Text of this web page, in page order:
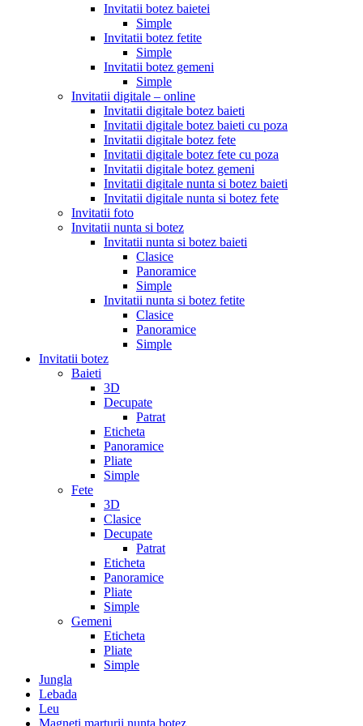
Invitatii botez baietei
Simple
Invitatii botez fetite
Simple
Invitatii botez gemeni
Simple
Invitatii digitale – online
Invitatii digitale botez baieti
Invitatii digitale botez baieti cu poza
Invitatii digitale botez fete
Invitatii digitale botez fete cu poza
Invitatii digitale botez gemeni
Invitatii digitale nunta si botez baieti
Invitatii digitale nunta si botez fete
Invitatii foto
Invitatii nunta si botez
Invitatii nunta si botez baieti
Clasice
Panoramice
Simple
Invitatii nunta si botez fetite
Clasice
Panoramice
Simple
Invitatii botez
Baieti
3D
Decupate
Patrat
Eticheta
Panoramice
Pliate
Simple
Fete
3D
Clasice
Decupate
Patrat
Eticheta
Panoramice
Pliate
Simple
Gemeni
Eticheta
Pliate
Simple
Jungla
Lebada
Leu
Magneti marturii nunta botez